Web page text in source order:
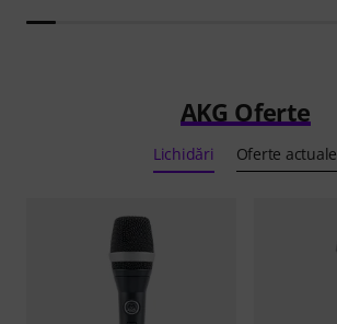
AKG Oferte
Lichidări Oferte actuale